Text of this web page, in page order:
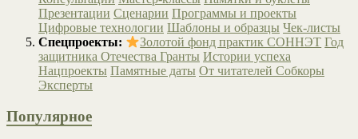
Презентации Сценарии Программы и проекты
Цифровые технологии Шаблоны и образцы Чек-листы
Спецпроекты:
Золотой фонд практик СОННЭТ Год
защитника Отечества Гранты Истории успеха
Нацпроекты Памятные даты От читателей Собкоры
Эксперты
Популярное